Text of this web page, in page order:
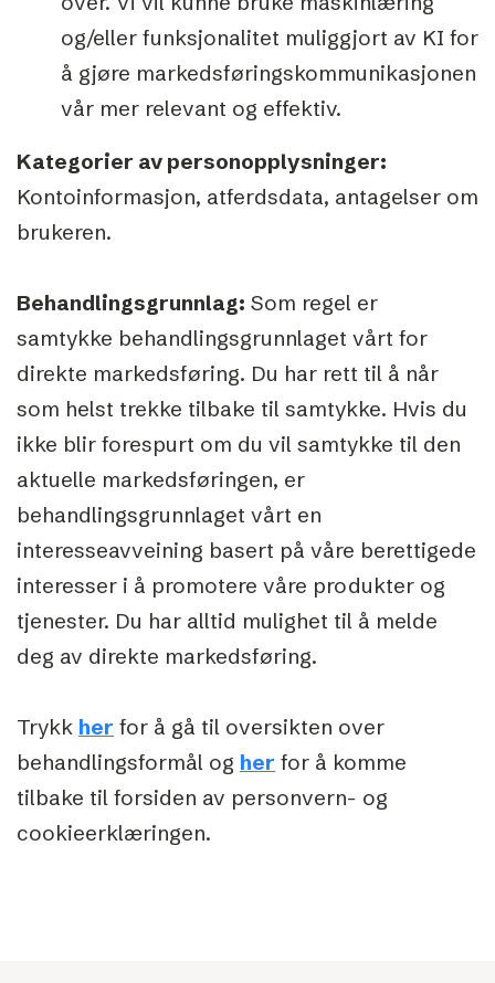
og/eller funksjonalitet muliggjort av KI for
å gjøre markedsføringskommunikasjonen
vår mer relevant og effektiv.
Kategorier av personopplysninger:
Kontoinformasjon, atferdsdata, antagelser om
brukeren.
Behandlingsgrunnlag: Som regel er
samtykke behandlingsgrunnlaget vårt for
direkte markedsføring. Du har rett til å når
som helst trekke tilbake til samtykke. Hvis du
ikke blir forespurt om du vil samtykke til den
aktuelle markedsføringen, er
behandlingsgrunnlaget vårt en
interesseavveining basert på våre berettigede
interesser i å promotere våre produkter og
tjenester. Du har alltid mulighet til å melde
deg av direkte markedsføring.
Trykk her for å gå til oversikten over
behandlingsformål og her for å komme
tilbake til forsiden av personvern- og
cookieerklæringen.